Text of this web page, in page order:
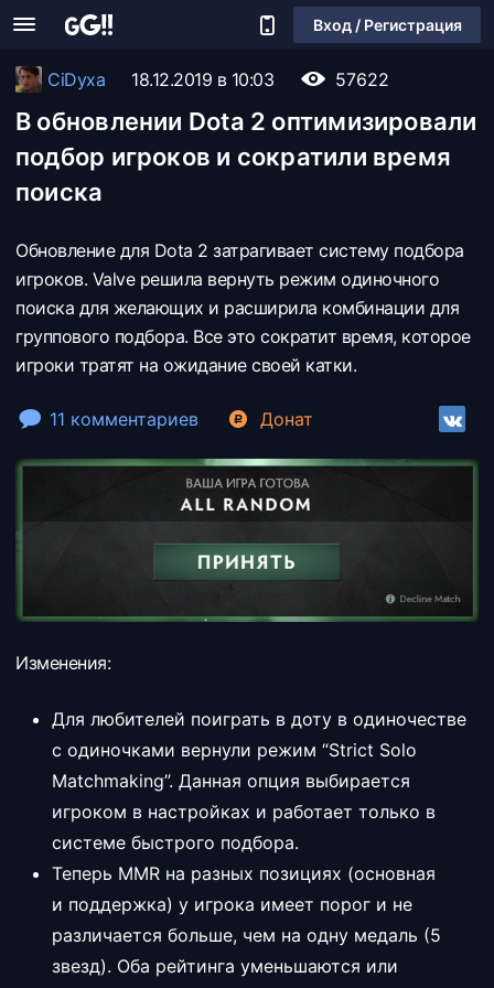
Вход / Регистрация
CiDyxa 18.12.2019 в 10:03 57622
В обновлении Dota 2 оптимизировали
подбор игроков и сократили время
поиска
Обновление для Dota 2 затрагивает систему подбора
игроков. Valve решила вернуть режим одиночного
поиска для желающих и расширила комбинации для
группового подбора. Все это сократит время, которое
игроки тратят на ожидание своей катки.
11 комментариев Донат
Изменения:
Для любителей поиграть в доту в одиночестве
с одиночками вернули режим “Strict Solo
Matchmaking”. Данная опция выбирается
игроком в настройках и работает только в
системе быстрого подбора.
Теперь MMR на разных позициях (основная
и поддержка) у игрока имеет порог и не
различается больше, чем на одну медаль (5
звезд). Оба рейтинга уменьшаются или